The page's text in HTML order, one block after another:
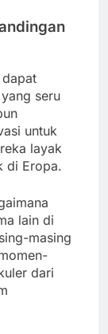
seru
untuk
layak
di Eropa.
lain di
masing
dari